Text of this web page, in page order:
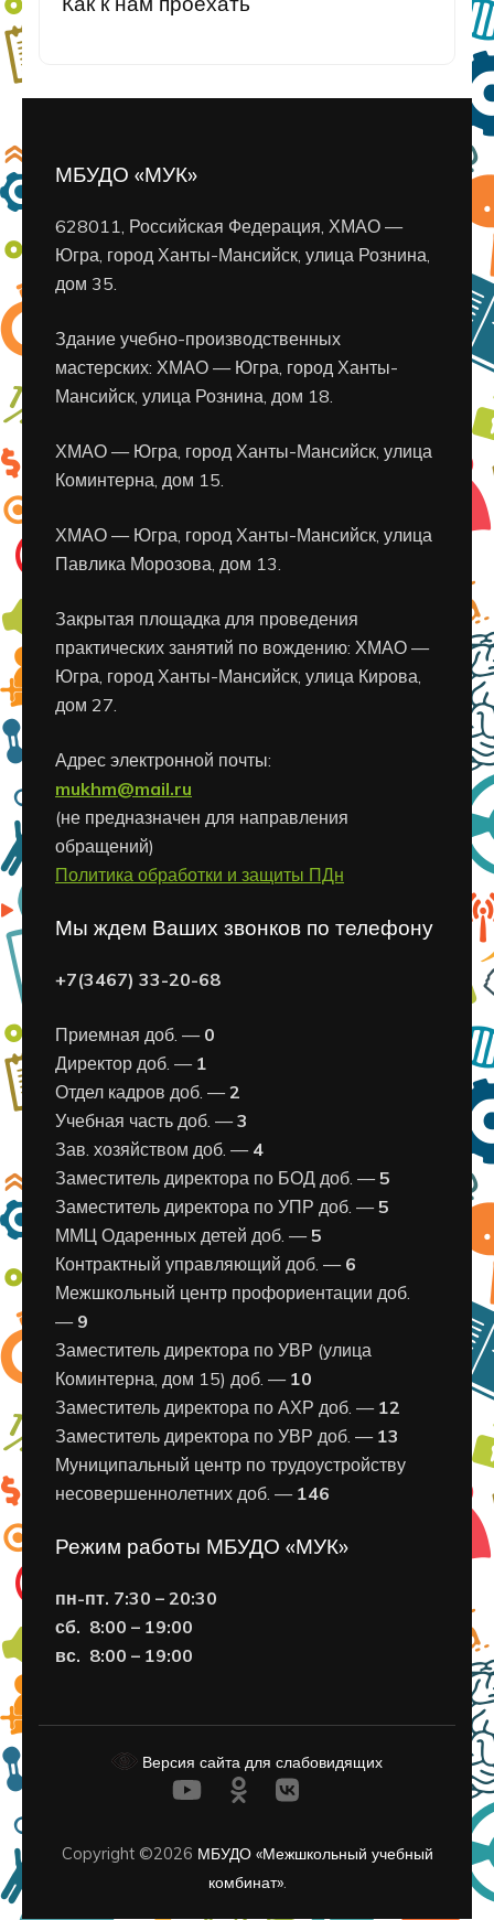
МБУДО «МУК»
628011, Российская Федерация, ХМАО —
Югра, город Ханты-Мансийск, улица Рознина,
дом 35.
Здание учебно-производственных
мастерских: ХМАО — Югра, город Ханты-
Мансийск, улица Рознина, дом 18.
ХМАО — Югра, город Ханты-Мансийск, улица
Коминтерна, дом 15.
ХМАО — Югра, город Ханты-Мансийск, улица
Павлика Морозова, дом 13.
Закрытая площадка для проведения
практических занятий по вождению: ХМАО —
Югра, город Ханты-Мансийск, улица Кирова,
дом 27.
Адрес электронной почты:
mukhm@mail.ru
(не предназначен для направления
обращений)
Политика обработки и защиты ПДн
Мы ждем Ваших звонков по телефону
+7(3467) 33-20-68
Приемная доб. — 0
Директор доб. — 1
Отдел кадров доб. —2
Учебная часть доб. —3
Зав. хозяйством доб. — 4
Заместитель директора по БОД доб. —5
Заместитель директора по УПР доб. —5
ММЦ Одаренных детей доб. —5
Контрактный управляющий доб. — 6
Межшкольный центр профориентации доб.
— 9
Заместитель директора по УВР (улица
Коминтерна, дом 15) доб. — 10
Заместитель директора по АХР доб. — 12
Заместитель директора по УВР доб. — 13
Муниципальный центр по трудоустройству
несовершеннолетних доб. — 146
Режим работы МБУДО «МУК»
пн-пт. 7:30 – 20:30
сб. 8:00 – 19:00
вс. 8:00 – 19:00
Версия сайта для слабовидящих
Copyright ©2026 МБУДО «Межшкольный учебный
комбинат».